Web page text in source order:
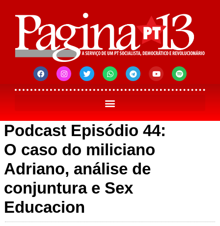
Podcast Episódio 44:
O caso do miliciano
Adriano, análise de
conjuntura e Sex
Educacion